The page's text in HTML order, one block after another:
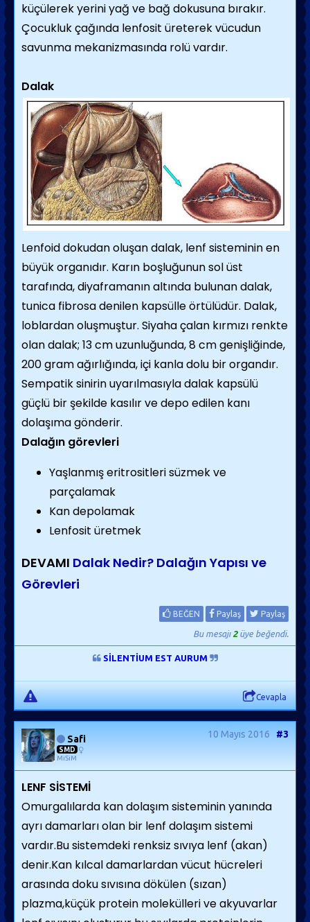
küçülerek yerini yağ ve bağ dokusuna bırakır.
Çocukluk çağında lenfosit üreterek vücudun
savunma mekanizmasında rolü vardır.
Dalak
Lenfoid dokudan oluşan dalak, lenf sisteminin en
büyük organıdır. Karın boşluğunun sol üst
tarafında, diyaframanın altında bulunan dalak,
tunica fibrosa denilen kapsülle örtülüdür. Dalak,
loblardan oluşmuştur. Siyaha çalan kırmızı renkte
olan dalak; 13 cm uzunluğunda, 8 cm genişliğinde,
200 gram ağırlığında, içi kanla dolu bir organdır.
Sempatik sinirin uyarılmasıyla dalak kapsülü
güçlü bir şekilde kasılır ve depo edilen kanı
dolaşıma gönderir.
Dalağın görevleri
Yaşlanmış eritrositleri süzmek ve
parçalamak
Kan depolamak
Lenfosit üretmek
DEVAMI Dalak Nedir? Dalağın Yapısı ve
Görevleri
BEĞEN Paylaş Paylaş
Bu mesajı 2üye beğendi.
SİLENTİUM EST AURUM
Cevapla
Safi
SMD
MiSiM
10 Mayıs 2016 #3
LENF SİSTEMİ
Omurgalılarda kan dolaşım sisteminin yanında
ayrı damarları olan bir lenf dolaşım sistemi
vardır.Bu sistemdeki renksiz sıvıya lenf (akan)
denir.Kan kılcal damarlardan vücut hücreleri
arasında doku sıvısına dökülen (sızan)
plazma,küçük protein molekülleri ve akyuvarlar